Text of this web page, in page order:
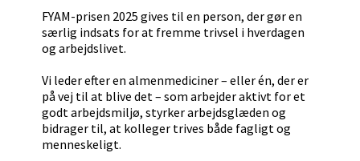
FYAM-prisen 2025 gives til en person, der gør en
særlig indsats for at fremme trivsel i hverdagen
og arbejdslivet.
Vi leder efter en almenmediciner – eller én, der er
på vej til at blive det – som arbejder aktivt for et
godt arbejdsmiljø, styrker arbejdsglæden og
bidrager til, at kolleger trives både fagligt og
menneskeligt.